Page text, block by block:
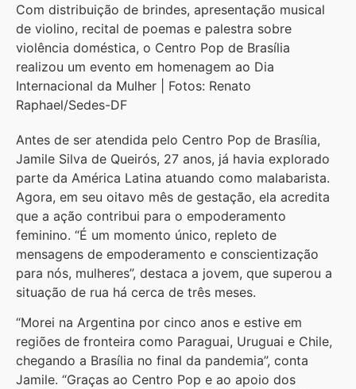
Com distribuição de brindes, apresentação musical
de violino, recital de poemas e palestra sobre
violência doméstica, o Centro Pop de Brasília
realizou um evento em homenagem ao Dia
Internacional da Mulher | Fotos: Renato
Raphael/Sedes-DF
Antes de ser atendida pelo Centro Pop de Brasília,
Jamile Silva de Queirós, 27 anos, já havia explorado
parte da América Latina atuando como malabarista.
Agora, em seu oitavo mês de gestação, ela acredita
que a ação contribui para o empoderamento
feminino. “É um momento único, repleto de
mensagens de empoderamento e conscientização
para nós, mulheres”, destaca a jovem, que superou a
situação de rua há cerca de três meses.
“Morei na Argentina por cinco anos e estive em
regiões de fronteira como Paraguai, Uruguai e Chile,
chegando a Brasília no final da pandemia”, conta
Jamile. “Graças ao Centro Pop e ao apoio dos